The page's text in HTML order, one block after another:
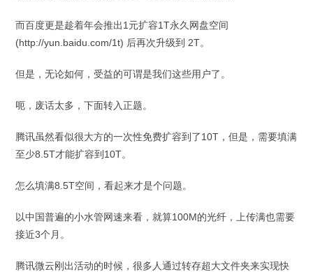
而百度更是趁着年会推出1元扩容1T永久网盘空间
(http://yun.baidu.com/1t) 后再次升级到 2T。
但是，无论如何，受益的可谓是我们这些用户了。
呃，废话太多，下面转入正题。
腾讯虽然看似很大方的一次性免费扩容到了10T，但是，需要填满
至少8.5T才能扩容到10T。
怎么填满8.5T空间，看起来才是个问题。
以中国普遍的小水管网速来看，就算100M的光纤，上传满也需要
接近3个月。
腾讯微云刚出活动的时候，很多人通过转存超大文件夹来实现快